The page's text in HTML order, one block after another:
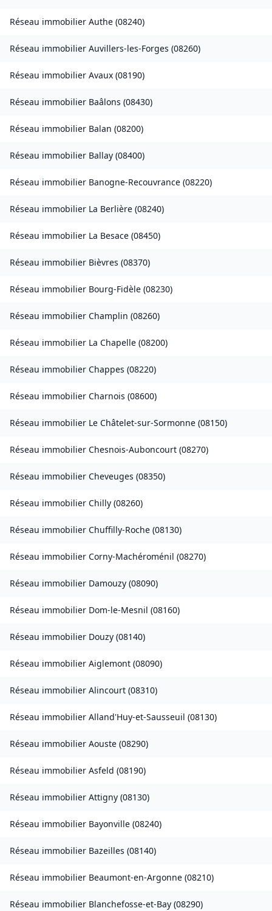
Réseau immobilier Authe (08240)
Réseau immobilier Auvillers-les-Forges (08260)
Réseau immobilier Avaux (08190)
Réseau immobilier Baâlons (08430)
Réseau immobilier Balan (08200)
Réseau immobilier Ballay (08400)
Réseau immobilier Banogne-Recouvrance (08220)
Réseau immobilier La Berlière (08240)
Réseau immobilier La Besace (08450)
Réseau immobilier Bièvres (08370)
Réseau immobilier Bourg-Fidèle (08230)
Réseau immobilier Champlin (08260)
Réseau immobilier La Chapelle (08200)
Réseau immobilier Chappes (08220)
Réseau immobilier Charnois (08600)
Réseau immobilier Le Châtelet-sur-Sormonne (08150)
Réseau immobilier Chesnois-Auboncourt (08270)
Réseau immobilier Cheveuges (08350)
Réseau immobilier Chilly (08260)
Réseau immobilier Chuffilly-Roche (08130)
Réseau immobilier Corny-Machéroménil (08270)
Réseau immobilier Damouzy (08090)
Réseau immobilier Dom-le-Mesnil (08160)
Réseau immobilier Douzy (08140)
Réseau immobilier Aiglemont (08090)
Réseau immobilier Alincourt (08310)
Réseau immobilier Alland'Huy-et-Sausseuil (08130)
Réseau immobilier Aouste (08290)
Réseau immobilier Asfeld (08190)
Réseau immobilier Attigny (08130)
Réseau immobilier Bayonville (08240)
Réseau immobilier Bazeilles (08140)
Réseau immobilier Beaumont-en-Argonne (08210)
Réseau immobilier Blanchefosse-et-Bay (08290)